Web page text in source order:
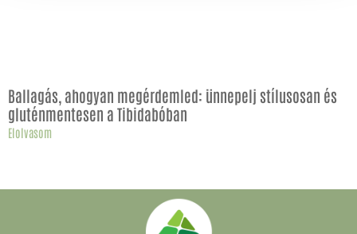
Ballagás, ahogyan megérdemled: ünnepelj stílusosan és
gluténmentesen a Tibidabóban
Elolvasom